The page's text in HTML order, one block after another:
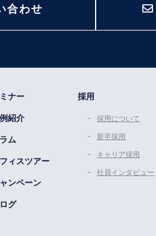
合わせ
ナー
紹介
ム
ィスツアー
ンペーン
グ
採用
採用について
新卒採用
キャリア採用
社員インタビュー